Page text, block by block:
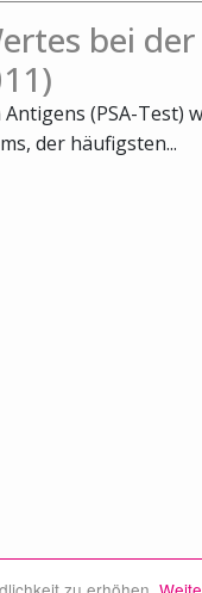
bei
(PSA-Test)
der häufigsten...